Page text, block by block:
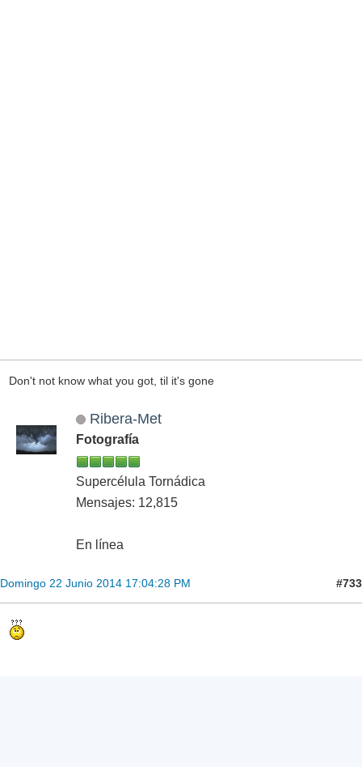
Don't not know what you got, til it's gone
Ribera-Met
Fotografía
Supercélula Tornádica
Mensajes: 12,815
En línea
Domingo 22 Junio 2014 17:04:28 PM #733